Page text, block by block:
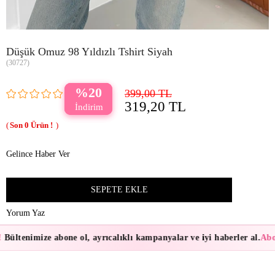
Düşük Omuz 98 Yıldızlı Tshirt Siyah
(30727)
20 399,00 TL
319,20 TL
0
Gelince Haber Ver
Yorum Yaz
Bültenimize abone ol, ayrıcalıklı kampanyalar ve iyi haberler al.